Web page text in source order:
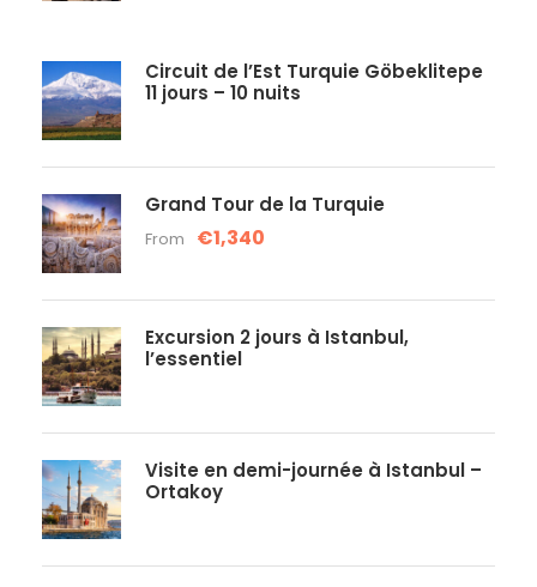
Circuit de l’Est Turquie Göbeklitepe
11 jours – 10 nuits
Grand Tour de la Turquie
From €1,340
Excursion 2 jours à Istanbul,
l’essentiel
Visite en demi-journée à Istanbul –
Ortakoy